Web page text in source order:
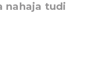
nahaja tudi